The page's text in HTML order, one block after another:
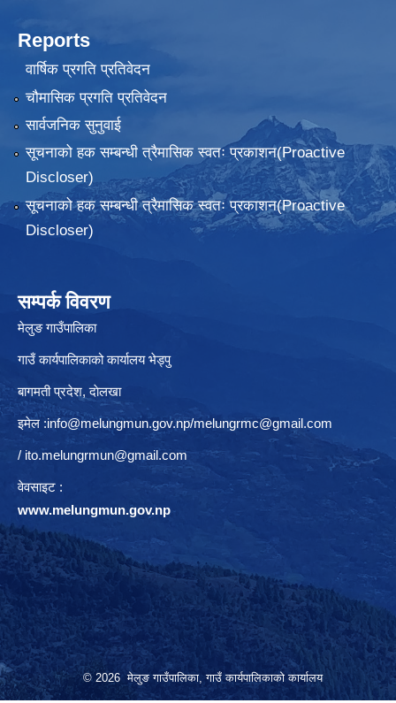
Reports
वार्षिक प्रगति प्रतिवेदन
चौमासिक प्रगति प्रतिवेदन
सार्वजनिक सुनुवाई
सूचनाको हक सम्बन्धी त्रैमासिक स्वतः प्रकाशन(Proactive
Discloser)
सूचनाको हक सम्बन्धी त्रैमासिक स्वतः प्रकाशन(Proactive
Discloser)
सम्पर्क विवरण
मेलुङ गाउँपालिका
गाउँ कार्यपालिकाको कार्यालय भेड्पु
बागमती प्रदेश, दाेलखा
इमेल :info@melungmun.gov.np/melungrmc@gmail.com
/ ito.melungrmun@gmail.com
वेवसाइट :
www.melungmun.gov.np
© 2026 मेलुङ गाउँपालिका, गाउँ कार्यपालिकाको कार्यालय